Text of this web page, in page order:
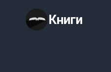
содержимому
Книги